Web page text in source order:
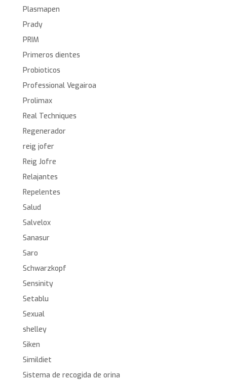
Plasmapen
Prady
PRIM
Primeros dientes
Probioticos
Professional Vegairoa
Prolimax
Real Techniques
Regenerador
reig jofer
Reig Jofre
Relajantes
Repelentes
Salud
Salvelox
Sanasur
Saro
Schwarzkopf
Sensinity
Setablu
Sexual
shelley
Siken
Simildiet
Sistema de recogida de orina